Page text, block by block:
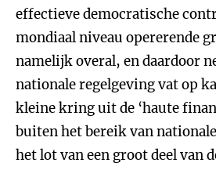
effectieve democratische
mondiaal niveau opererende
namelijk overal, en daardoor
nationale regelgeving vat op
kleine kring uit de ‘haute
buiten het bereik van
het lot van een groot deel van